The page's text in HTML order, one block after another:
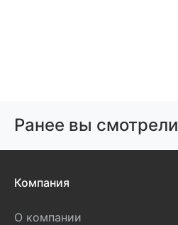
Ранее вы смотрели
Компания
О компании